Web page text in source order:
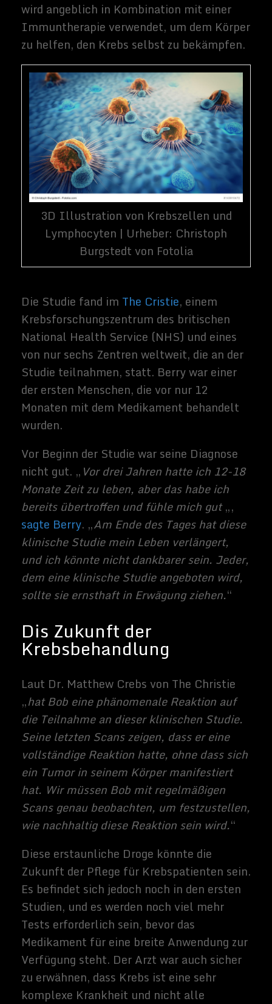
Studie teilnahmen, statt. Berry war einer
der ersten Menschen, die vor nur 12
Monaten mit dem Medikament behandelt
wurden.
Vor Beginn der Studie war seine Diagnose
nicht gut. „Vor drei Jahren hatte ich 12-18
Monate Zeit zu leben, aber das habe ich
bereits übertroffen und fühle mich gut„,
sagte Berry. „Am Ende des Tages hat diese
klinische Studie mein Leben verlängert,
und ich könnte nicht dankbarer sein. Jeder,
dem eine klinische Studie angeboten wird,
sollte sie ernsthaft in Erwägung ziehen.“
Dis Zukunft der
Krebsbehandlung
Laut Dr. Matthew Crebs von The Christie
hat Bob eine phänomenale Reaktion auf
die Teilnahme an dieser klinischen Studie.
Seine letzten Scans zeigen, dass er eine
hat. Wir müssen Bob mit regelmäßigen
Scans genau beobachten, um festzustellen,
wie nachhaltig diese Reaktion sein wird.“
Diese erstaunliche Droge könnte die
Es befindet sich jedoch noch in den ersten
Studien, und es werden noch viel mehr
Tests erforderlich sein, bevor das
Medikament für eine breite Anwendung zur
Verfügung steht. Der Arzt war auch sicher
komplexe Krankheit und nicht alle
Patienten sind garantiert, so
bemerkenswert wie Mr. Berry zu reagieren.
Dennoch ist dies eine spannende
Entwicklung auf der Suche nach einer
Heilung für Krebs.
via]
Related Images:
Sammy
Zimmerma
Hallo, ich
schreibe hier
im Blog. Mein
Name ist
Sammy
Zimmermann
s und ich bin
freiberufliche
r Journalist
und
Buchautor,
sowie SEO-
Hobbys und
Interessen
sind Science-
Fiction Filme
und alles was
sich rund um
Technik und
Weltraum
dreht.